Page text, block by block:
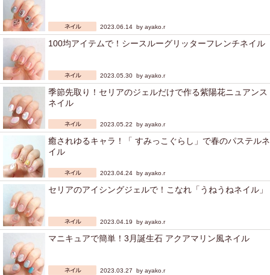
2023.06.14 by ayako.r
100均アイテムで！シースルーグリッターフレンチネイル
2023.05.30 by ayako.r
季節先取り！セリアのジェルだけで作る紫陽花ニュアンス
ネイル
2023.05.22 by ayako.r
癒されゆるキャラ！「 すみっこぐらし」で春のパステルネ
イル
2023.04.24 by ayako.r
セリアのアイシングジェルで！こなれ「うねうねネイル」
2023.04.19 by ayako.r
マニキュアで簡単！3月誕生石 アクアマリン風ネイル
2023.03.27 by ayako.r